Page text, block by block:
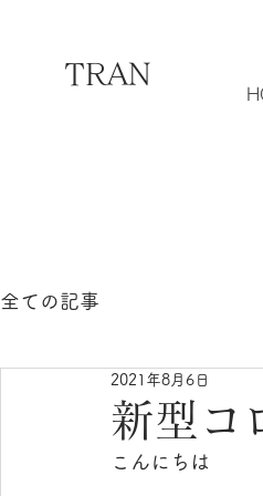
TRAN
全ての記事
新型コ
2021年8月6日
こんにちは